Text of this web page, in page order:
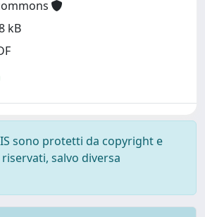
kB
sono protetti da copyright e
salvo diversa